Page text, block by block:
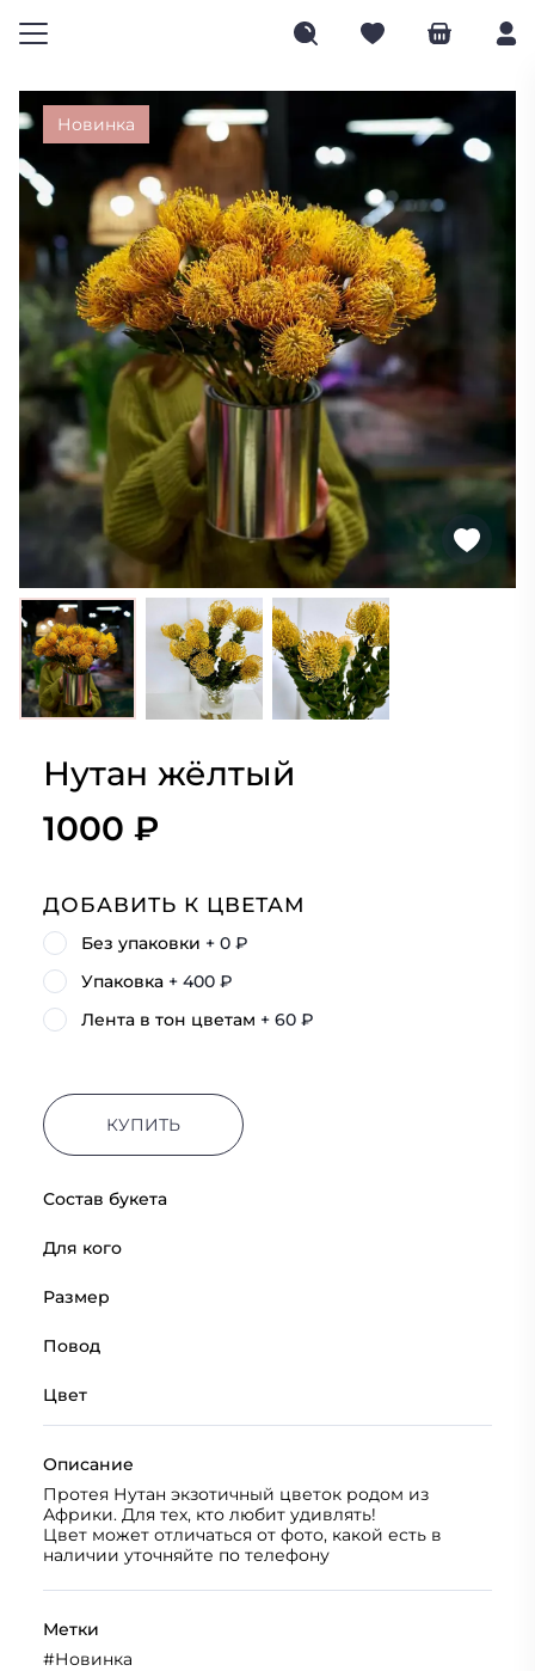
Новинка
Нутан жёлтый
1000 ₽
ДОБАВИТЬ К ЦВЕТАМ
Без упаковки + 0 ₽
Упаковка + 400 ₽
Лента в тон цветам + 60 ₽
КУПИТЬ
Состав букета
Для кого
Размер
Повод
Цвет
Описание
Протея Нутан экзотичный цветок родом из
Африки. Для тех, кто любит удивлять!
Цвет может отличаться от фото, какой есть в
наличии уточняйте по телефону
Метки
#Новинка